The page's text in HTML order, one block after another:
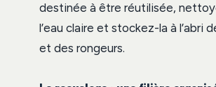
destinée à être réutilisée,
l’eau claire et stockez-la à l’abri
et des rongeurs.